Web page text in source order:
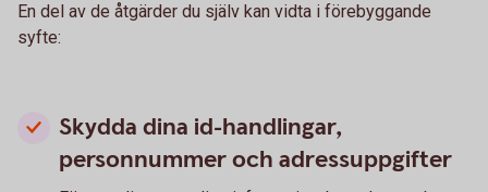
En del av de åtgärder du själv kan vidta i förebyggande
syfte:
Skydda dina id-handlingar,
personnummer och adressuppgifter